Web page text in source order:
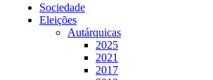
Sociedade
Eleições
Autárquicas
2025
2021
2017